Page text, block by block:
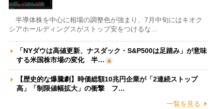
半導体株を中心に相場の調整色が強まり、7月中旬にはキオク
シアホールディングスがストップ安をつけるな…
「NYダウは高値更新、ナスダック・S&P500は足踏み」が意味
する米国株市場の変化 半…
【歴史的な爆騰劇】時価総額10兆円企業が「2連続ストップ
高」「制限値幅拡大」の衝撃 フ…
一覧を見る